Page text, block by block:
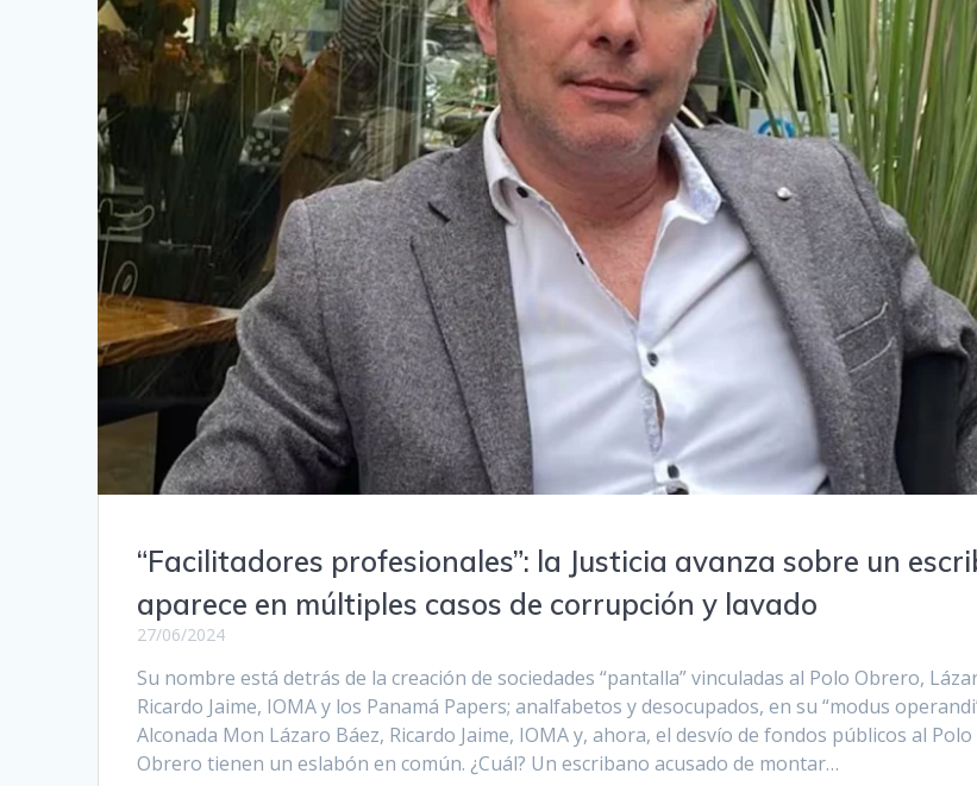
“Facilitadores profesionales”: la Justicia avanza sobre un
aparece en múltiples casos de corrupción y lavado
27/06/2024
Su nombre está detrás de la creación de sociedades “pantalla” vinculadas al Polo Obrero,
Ricardo Jaime, IOMA y los Panamá Papers; analfabetos y desocupados, en su “modus
Alconada Mon Lázaro Báez, Ricardo Jaime, IOMA y, ahora, el desvío de fondos públicos al Polo
Obrero tienen un eslabón en común. ¿Cuál? Un escribano acusado de montar…